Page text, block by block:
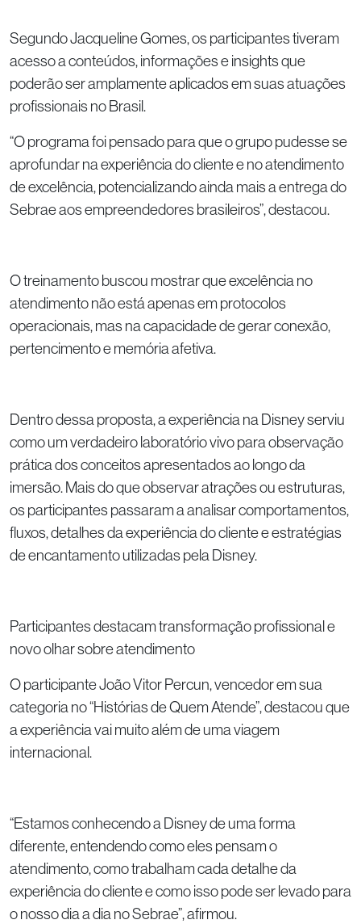
Segundo Jacqueline Gomes, os participantes tiveram
acesso a conteúdos, informações e insights que
poderão ser amplamente aplicados em suas atuações
profissionais no Brasil.
“O programa foi pensado para que o grupo pudesse se
aprofundar na experiência do cliente e no atendimento
de excelência, potencializando ainda mais a entrega do
Sebrae aos empreendedores brasileiros”, destacou.
O treinamento buscou mostrar que excelência no
atendimento não está apenas em protocolos
operacionais, mas na capacidade de gerar conexão,
pertencimento e memória afetiva.
Dentro dessa proposta, a experiência na Disney serviu
como um verdadeiro laboratório vivo para observação
prática dos conceitos apresentados ao longo da
imersão. Mais do que observar atrações ou estruturas,
os participantes passaram a analisar comportamentos,
fluxos, detalhes da experiência do cliente e estratégias
de encantamento utilizadas pela Disney.
Participantes destacam transformação profissional e
novo olhar sobre atendimento
O participante João Vitor Percun, vencedor em sua
categoria no “Histórias de Quem Atende”, destacou que
a experiência vai muito além de uma viagem
internacional.
“Estamos conhecendo a Disney de uma forma
diferente, entendendo como eles pensam o
atendimento, como trabalham cada detalhe da
experiência do cliente e como isso pode ser levado para
o nosso dia a dia no Sebrae”, afirmou.